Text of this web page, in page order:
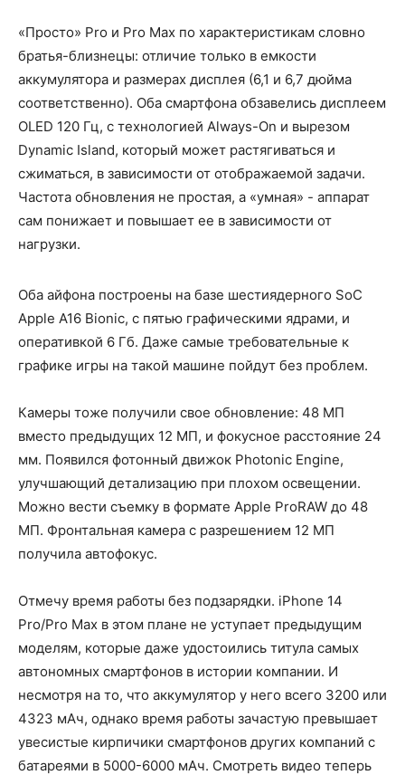
«Просто» Pro и Pro Max по характеристикам словно
братья-близнецы: отличие только в емкости
аккумулятора и размерах дисплея (6,1 и 6,7 дюйма
соответственно). Оба смартфона обзавелись дисплеем
OLED 120 Гц, с технологией Always-On и вырезом
Dynamic Island, который может растягиваться и
сжиматься, в зависимости от отображаемой задачи.
Частота обновления не простая, а «умная» - аппарат
сам понижает и повышает ее в зависимости от
нагрузки.
Оба айфона построены на базе шестиядерного SoC
Apple A16 Bionic, с пятью графическими ядрами, и
оперативкой 6 Гб. Даже самые требовательные к
графике игры на такой машине пойдут без проблем.
Камеры тоже получили свое обновление: 48 МП
вместо предыдущих 12 МП, и фокусное расстояние 24
мм. Появился фотонный движок Photonic Engine,
улучшающий детализацию при плохом освещении.
Можно вести съемку в формате Apple ProRAW до 48
МП. Фронтальная камера с разрешением 12 МП
получила автофокус.
Отмечу время работы без подзарядки. iPhone 14
Pro/Pro Max в этом плане не уступает предыдущим
моделям, которые даже удостоились титула самых
автономных смартфонов в истории компании. И
несмотря на то, что аккумулятор у него всего 3200 или
4323 мАч, однако время работы зачастую превышает
увесистые кирпичики смартфонов других компаний с
батареями в 5000-6000 мАч. Смотреть видео теперь